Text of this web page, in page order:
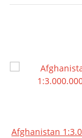
Afghanistan